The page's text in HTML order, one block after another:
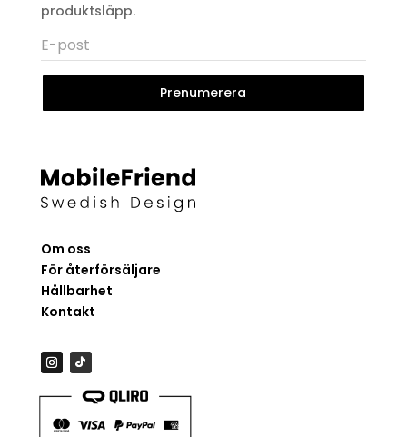
produktsläpp.
Prenumerera
Om oss
För återförsäljare
Hållbarhet
Kontakt